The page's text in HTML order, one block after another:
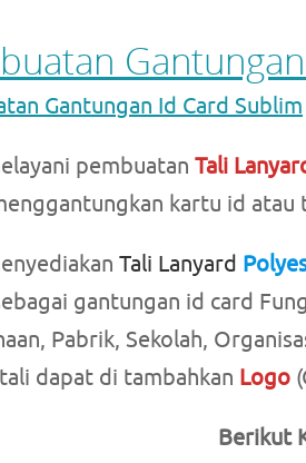
Gantungan Id Card Sublim
pembuatan Tali
kartu id atau
Tali Lanyard
gantungan id card
Pabrik, Sekolah,
dapat di tambahkan Logo
Berikut